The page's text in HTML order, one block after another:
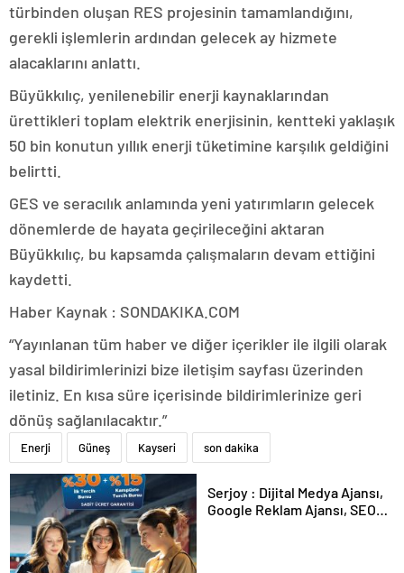
türbinden oluşan RES projesinin tamamlandığını,
gerekli işlemlerin ardından gelecek ay hizmete
alacaklarını anlattı.
Büyükkılıç, yenilenebilir enerji kaynaklarından
ürettikleri toplam elektrik enerjisinin, kentteki yaklaşık
50 bin konutun yıllık enerji tüketimine karşılık geldiğini
belirtti.
GES ve seracılık anlamında yeni yatırımların gelecek
dönemlerde de hayata geçirileceğini aktaran
Büyükkılıç, bu kapsamda çalışmaların devam ettiğini
kaydetti.
Haber Kaynak : SONDAKIKA.COM
“Yayınlanan tüm haber ve diğer içerikler ile ilgili olarak
yasal bildirimlerinizi bize iletişim sayfası üzerinden
iletiniz. En kısa süre içerisinde bildirimlerinize geri
dönüş sağlanılacaktır.”
Enerji Güneş Kayseri son dakika
Serjoy : Dijital Medya Ajansı,
Google Reklam Ajansı, SEO